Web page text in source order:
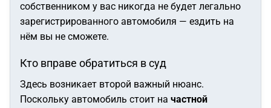
собственником у вас никогда не будет легально
зарегистрированного автомобиля — ездить на
нём вы не сможете.
Кто вправе обратиться в суд
Здесь возникает второй важный нюанс.
Поскольку автомобиль стоит на частной